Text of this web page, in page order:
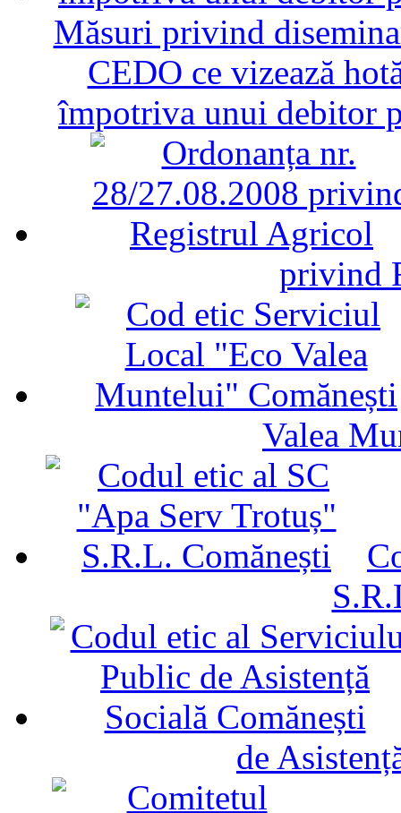
Măsuri privind
CEDO ce vizează
împotriva unui debitor
privind
Valea
de